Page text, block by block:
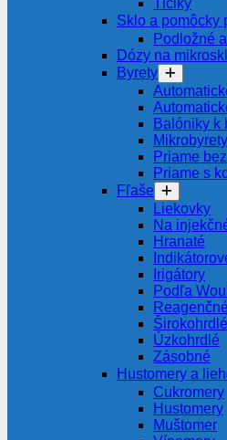
Tĺčiky
Sklo a pomôcky
Podložné
Dózy na
Byrety
Balóniky k
Mikrobyrety
Priame
Priame s
Fľaše
Liekovky
Na
Hranaté
Irigátory
Podľa
Reagenčné
Širokohrdlé
Úzkohrdlé
Zásobné
Hustomery a
Cukromery
Hustomery
Muštomer